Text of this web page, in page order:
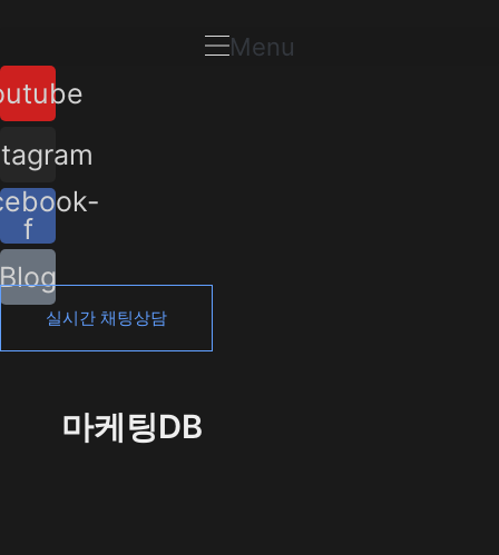
츠
로
건
너
뛰
기
Menu
f
Blog
실시간 채팅상담
마케팅DB